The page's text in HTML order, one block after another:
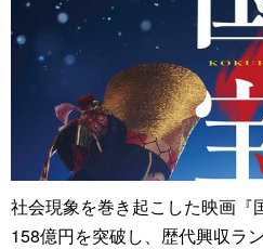
社会現象を巻き起こした映画『
158億円を突破し、歴代興収ラ